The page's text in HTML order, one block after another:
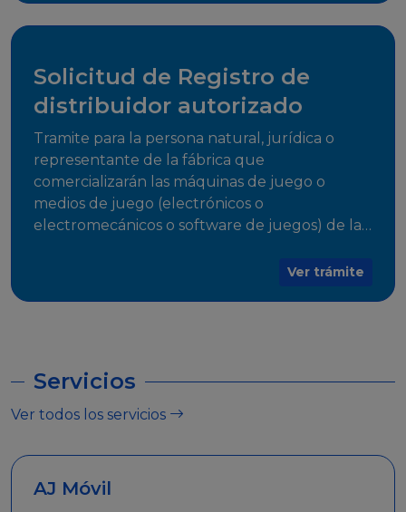
Solicitud de Registro de
distribuidor autorizado
Tramite para la persona natural, jurídica o
representante de la fábrica que
comercializarán las máquinas de juego o
medios de juego (electrónicos o
electromecánicos o software de juegos) de las
Ver trámite
Servicios
Ver todos los servicios
AJ Móvil